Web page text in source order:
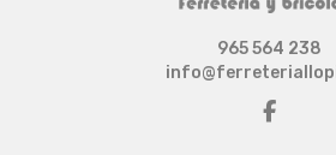
965 564 238